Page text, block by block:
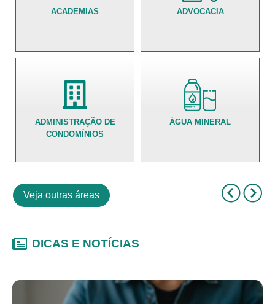
ACADEMIAS
ADMINISTRAÇÃO DE
CONDOMÍNIOS
ADVOCACIA
ÁGUA MINERAL
Veja outras áreas
DICAS E NOTÍCIAS